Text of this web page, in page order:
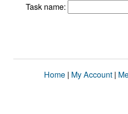
Task name:
Home | My Account |